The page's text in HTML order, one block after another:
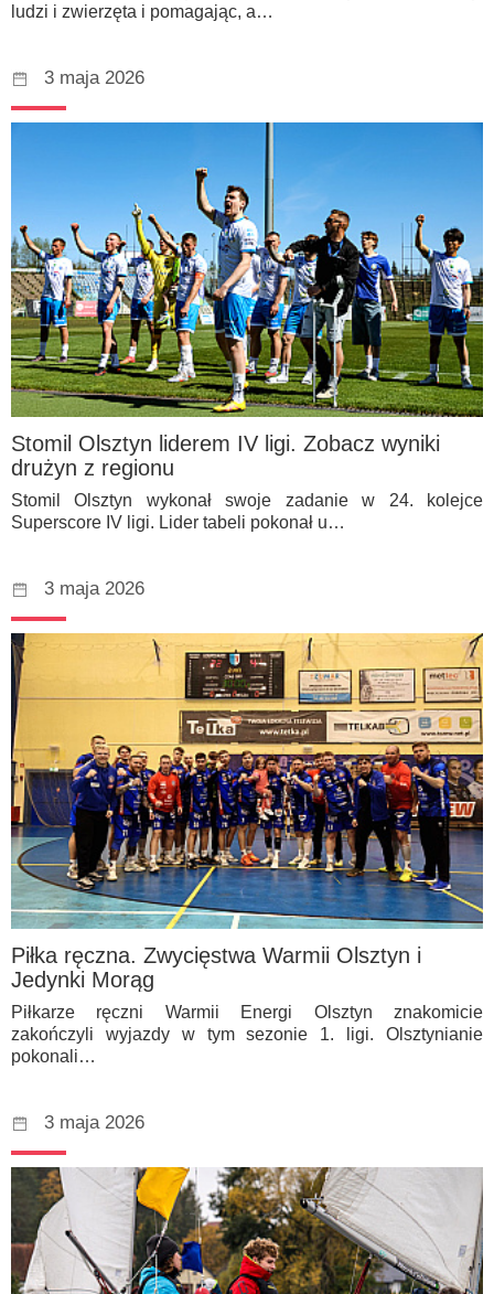
ludzi i zwierzęta i pomagając, a…
3 maja 2026
Stomil Olsztyn liderem IV ligi. Zobacz wyniki
drużyn z regionu
Stomil Olsztyn wykonał swoje zadanie w 24. kolejce
Superscore IV ligi. Lider tabeli pokonał u…
3 maja 2026
Piłka ręczna. Zwycięstwa Warmii Olsztyn i
Jedynki Morąg
Piłkarze ręczni Warmii Energi Olsztyn znakomicie
zakończyli wyjazdy w tym sezonie 1. ligi. Olsztynianie
pokonali…
3 maja 2026